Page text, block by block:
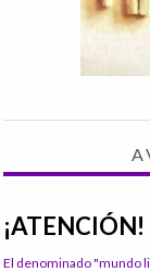
¡ATENCIÓN!
El denominado "mundo